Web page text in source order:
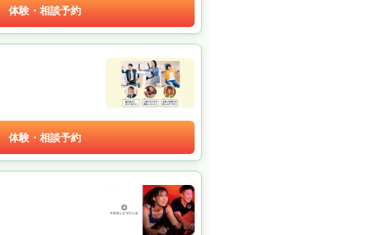
体験・相談予約
体験・相談予約